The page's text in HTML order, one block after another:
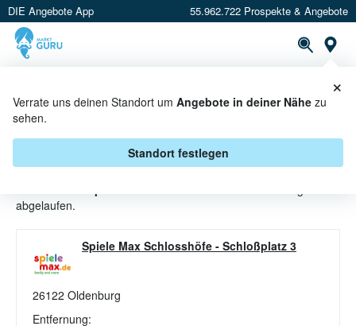
DIE Angebote App 55.962.722 Prospekte & Angebote
Verrate uns deinen Standort um Angebote in deiner Nähe zu
sehen.
Standort festlegen
×
BAUSTEINE ANGEBOTE &
AKTIONEN BEI SPIELE MAX
abgelaufen.
Spiele Max Schlosshöfe - Schloßplatz 3
26122 Oldenburg
Entfernung: